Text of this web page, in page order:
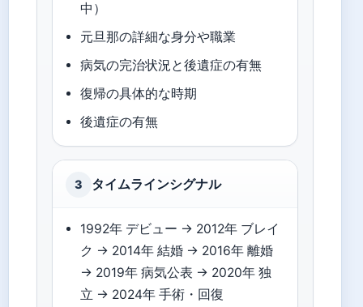
中）
元旦那の詳細な身分や職業
病気の完治状況と後遺症の有無
復帰の具体的な時期
後遺症の有無
3 タイムラインシグナル
1992年 デビュー → 2012年 ブレイ
ク → 2014年 結婚 → 2016年 離婚
→ 2019年 病気公表 → 2020年 独
立 → 2024年 手術・回復